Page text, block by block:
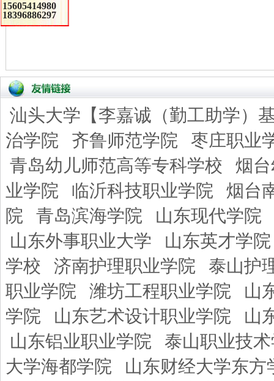
汕头大学【李嘉诚（勤工助学）
治学院
齐鲁师范学院
枣庄职业
青岛幼儿师范高等专科学校
烟
业学院
临沂科技职业学院
烟台
院
青岛滨海学院
山东现代学院
山东外事职业大学
山东英才学院
学校
济南护理职业学院
泰山护
职业学院
潍坊工程职业学院
山
学院
山东艺术设计职业学院
山
山东铝业职业学院
泰山职业技
大学海都学院
山东财经大学东方
15605414980
18396886297